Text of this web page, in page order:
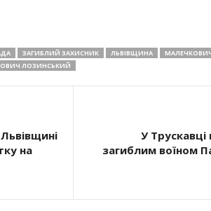
ЗАГИБЛИЙ ЗАХИСНИК ЛЬВІВЩИНА
ЛОЗИНСЬКИЙ
на
У
загиблим воїном